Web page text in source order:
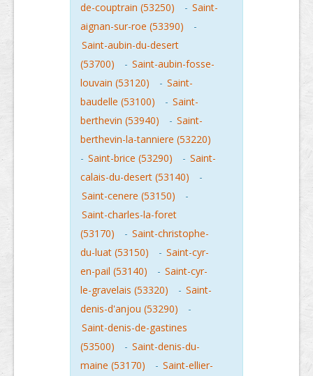
de-couptrain (53250)
- Saint-
aignan-sur-roe (53390)
-
Saint-aubin-du-desert
(53700)
- Saint-aubin-fosse-
louvain (53120)
- Saint-
baudelle (53100)
- Saint-
berthevin (53940)
- Saint-
berthevin-la-tanniere (53220)
- Saint-brice (53290) - Saint-
calais-du-desert (53140)
-
Saint-cenere (53150)
-
Saint-charles-la-foret
(53170)
- Saint-christophe-
du-luat (53150)
- Saint-cyr-
en-pail (53140)
- Saint-cyr-
le-gravelais (53320)
- Saint-
denis-d'anjou (53290)
-
Saint-denis-de-gastines
(53500)
- Saint-denis-du-
maine (53170)
- Saint-ellier-